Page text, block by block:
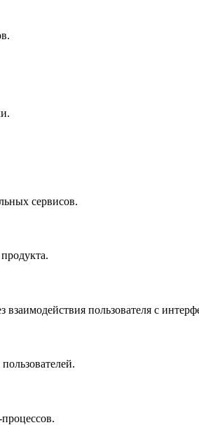
сервисов.
взаимодействия пользователя с